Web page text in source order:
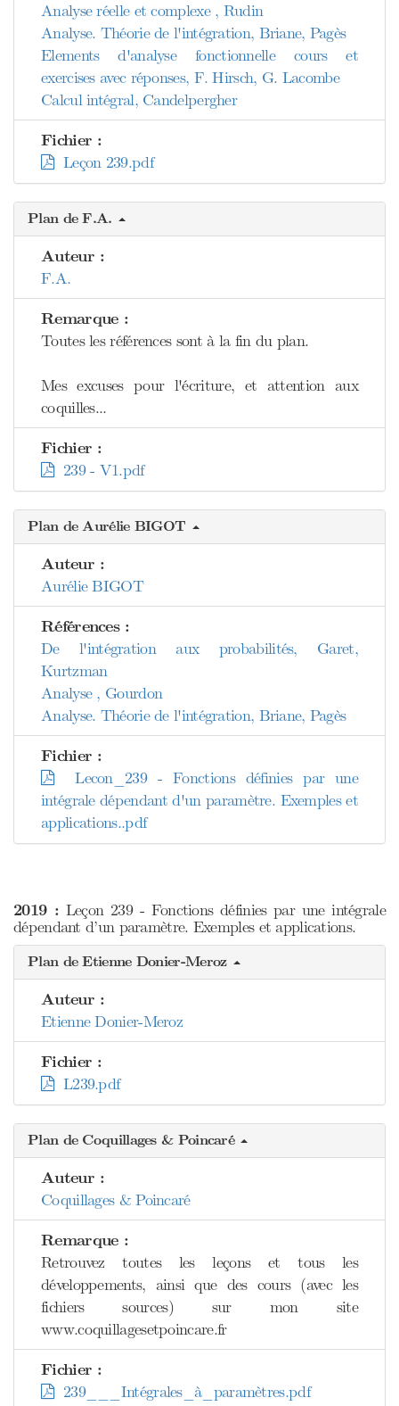
Analyse réelle et complexe , Rudin
Analyse. Théorie de l'intégration, Briane, Pagès
Elements d'analyse fonctionnelle cours et
exercises avec réponses, F. Hirsch, G. Lacombe
Calcul intégral, Candelpergher
Fichier :
Leçon 239.pdf
Plan de F.A.
Auteur :
F.A.
Remarque :
Toutes les références sont à la fin du plan.
Mes excuses pour l'écriture, et attention aux
coquilles...
Fichier :
239 - V1.pdf
Plan de Aurélie BIGOT
Auteur :
Aurélie BIGOT
Références :
De l'intégration aux probabilités, Garet,
Kurtzman
Analyse , Gourdon
Analyse. Théorie de l'intégration, Briane, Pagès
Fichier :
Lecon_239 - Fonctions définies par une
intégrale dépendant d'un paramètre. Exemples et
applications..pdf
2019 : Leçon 239 - Fonctions définies par une intégrale
dépendant d’un paramètre. Exemples et applications.
Plan de Etienne Donier-Meroz
Auteur :
Etienne Donier-Meroz
Fichier :
L239.pdf
Plan de Coquillages & Poincaré
Auteur :
Coquillages & Poincaré
Remarque :
Retrouvez toutes les leçons et tous les
développements, ainsi que des cours (avec les
fichiers sources) sur mon site
www.coquillagesetpoincare.fr
Fichier :
239___Intégrales_à_paramètres.pdf